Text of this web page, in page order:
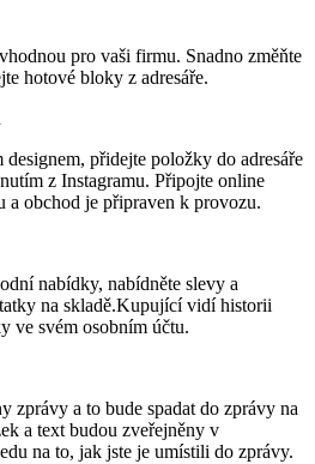
pro vaši firmu. Snadno změňte
hotové bloky z adresáře.
přidejte položky do adresáře
z Instagramu. Připojte online
a obchod je připraven k provozu.
nabídky, nabídněte slevy a
na skladě.Kupující vidí historii
ve svém osobním účtu.
zprávy a to bude spadat do zprávy na
a text budou zveřejněny v
na to, jak jste je umístili do zprávy.